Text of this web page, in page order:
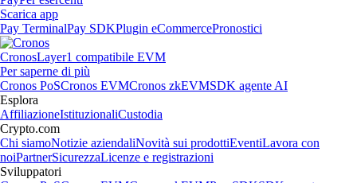
Scarica app
Pay TerminalPay SDKPlugin eCommercePronostici
CronosLayer1 compatibile EVM
Per saperne di più
Cronos PoSCronos EVMCronos zkEVMSDK agente AI
Esplora
AffiliazioneIstituzionaliCustodia
Crypto.com
Chi siamoNotizie aziendaliNovità sui prodottiEventiLavora con
noiPartnerSicurezzaLicenze e registrazioni
Sviluppatori